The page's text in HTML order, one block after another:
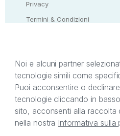
Privacy
Termini & Condizioni
Il presente sito web è di
titolare di tutti i diritti di
afferenti ai marchi, loghi e
sul sito web. Si invita
Noi e alcuni partner
tecnologie simili come
Puoi acconsentire o declinare
tecnologie cliccando in
sito, acconsenti alla raccolta
nella nostra Informativa sulla